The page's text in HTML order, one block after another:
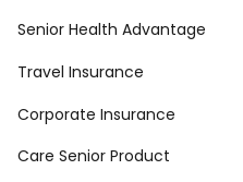
Senior Health Advantage
Travel Insurance
Corporate Insurance
Care Senior Product